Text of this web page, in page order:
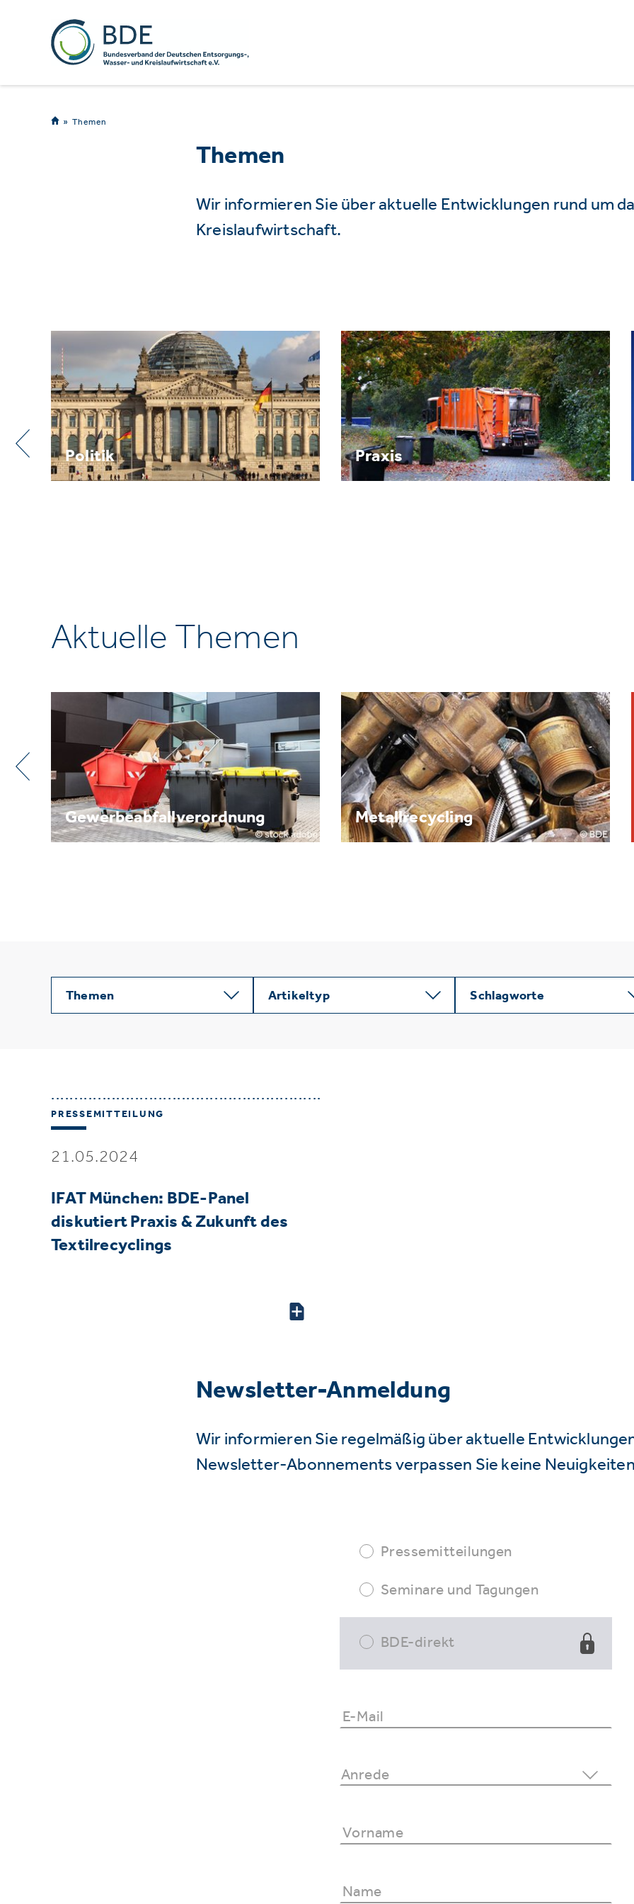
Themen
Themen
Wir informieren Sie über aktuelle Entwicklungen rund um
Kreislaufwirtschaft.
Praxis Recht
Aktuelle Themen
Metallrecycling Brennpunkt: Batterie
Themen Artikeltyp Schlagworte
PRESSEMITTEILUNG
21.05.2024
IFAT München: BDE-Panel
diskutiert Praxis & Zukunft des
Textilrecyclings
Newsletter-Anmeldung
Wir informieren Sie regelmäßig über aktuelle
Newsletter-Abonnements verpassen Sie keine
Pressemitteilungen
Seminare und Tagungen
BDE-direkt